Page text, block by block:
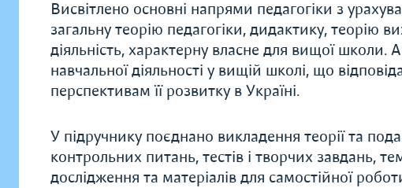
Висвітлено основні напрями педагогіки з
загальну теорію педагогіки, дидактику, теорію
діяльність, характерну власне для вищої школи.
навчальної діяльності у вищій школі, що
перспективам її розвитку в Україні.
У підручнику поєднано викладення теорії та
контрольних питань, тестів і творчих завдань,
дослідження та матеріалів для самостійної